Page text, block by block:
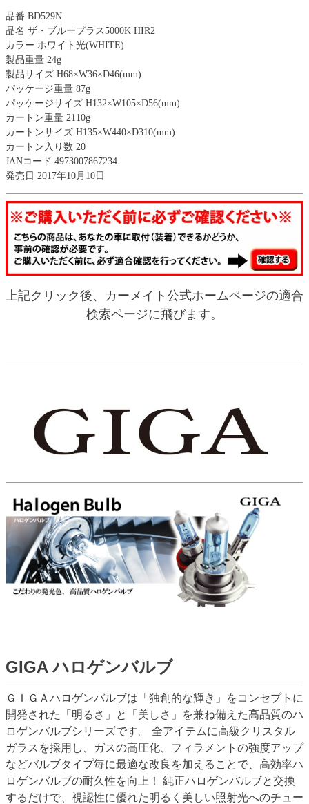
品番 BD529N
品名 ザ・ブループラス5000K HIR2
カラー ホワイト光(WHITE)
製品重量 24g
製品サイズ H68×W36×D46(mm)
パッケージ重量 87g
パッケージサイズ H132×W105×D56(mm)
カートン重量 2110g
カートンサイズ H135×W440×D310(mm)
カートン入り数 20
JANコード 4973007867234
発売日 2017年10月10日
上記クリック後、カーメイト公式ホームページの適合
検索ページに飛びます。
GIGA ハロゲンバルブ
ＧＩＧＡハロゲンバルブは「独創的な輝き」をコンセプトに
開発された「明るさ」と「美しさ」を兼ね備えた高品質のハ
ロゲンバルブシリーズです。 全アイテムに高級クリスタル
ガラスを採用し、ガスの高圧化、フィラメントの強度アップ
などバルブタイプ毎に最適な改良を加えることで、高効率ハ
ロゲンバルブの耐久性を向上！ 純正ハロゲンバルブと交換
するだけで、視認性に優れた明るく美しい照射光へのチュー